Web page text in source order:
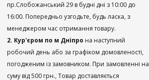
пр.Слобожанський 29 в будні дні з 10:00 до
16:00. Попередньо узгодьте, будь ласка, з
менеджером час отримання товару.
2. Кур'єром по м Дніпро на наступний
робочий день або за графіком домовленості,
погодженим із замовником. При замовленні на
суму від 500 грн., Товар доставляється